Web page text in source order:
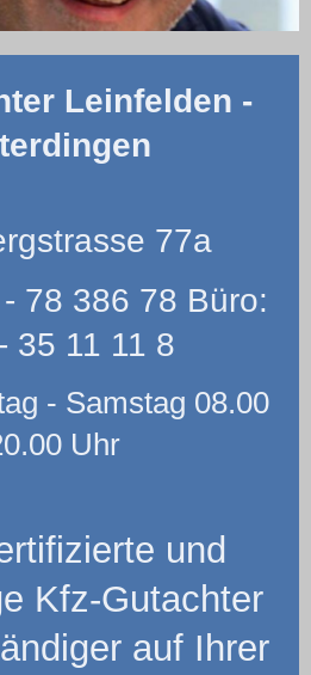
Leinfelden -
77a
78 386 78 Büro:
35 11 11 8
- Samstag 08.00
Uhr
und
Kfz-Gutachter
auf Ihrer